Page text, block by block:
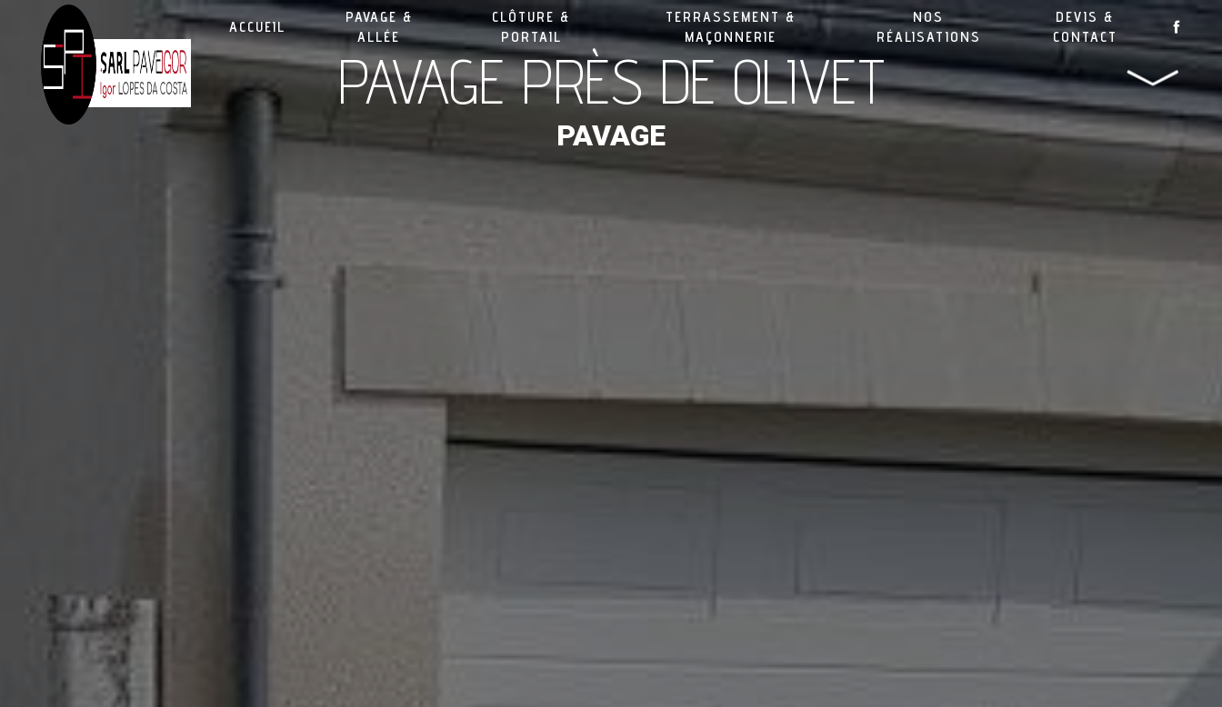
ACCUEIL
PAVAGE &
ALLÉE
CLÔTURE &
PORTAIL
TERRASSEMENT &
MAÇONNERIE
NOS
RÉALISATIONS
DEVIS &
CONTACT
PAVAGE PRÈS DE OLIVET
PAVAGE
Panneau de gestion des cookies